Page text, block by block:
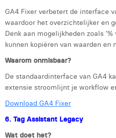
GA4 Fixer verbetert de interface
waardoor het overzichtelijker en
Denk aan mogelijkheden zoals
kunnen kopiëren van waarden en
Waarom onmisbaar?
De standaardinterface van GA4
extensie stroomlijnt je workflow
Download GA4 Fixer
6. Tag Assistant Legacy
Wat doet het?